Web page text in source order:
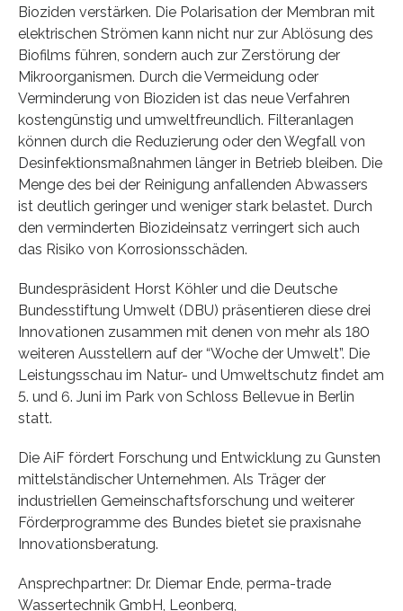
Bioziden verstärken. Die Polarisation der Membran mit
elektrischen Strömen kann nicht nur zur Ablösung des
Biofilms führen, sondern auch zur Zerstörung der
Mikroorganismen. Durch die Vermeidung oder
Verminderung von Bioziden ist das neue Verfahren
kostengünstig und umweltfreundlich. Filteranlagen
können durch die Reduzierung oder den Wegfall von
Desinfektionsmaßnahmen länger in Betrieb bleiben. Die
Menge des bei der Reinigung anfallenden Abwassers
ist deutlich geringer und weniger stark belastet. Durch
den verminderten Biozideinsatz verringert sich auch
das Risiko von Korrosionsschäden.
Bundespräsident Horst Köhler und die Deutsche
Bundesstiftung Umwelt (DBU) präsentieren diese drei
Innovationen zusammen mit denen von mehr als 180
weiteren Ausstellern auf der “Woche der Umwelt”. Die
Leistungsschau im Natur- und Umweltschutz findet am
5. und 6. Juni im Park von Schloss Bellevue in Berlin
statt.
Die AiF fördert Forschung und Entwicklung zu Gunsten
mittelständischer Unternehmen. Als Träger der
industriellen Gemeinschaftsforschung und weiterer
Förderprogramme des Bundes bietet sie praxisnahe
Innovationsberatung.
Ansprechpartner: Dr. Diemar Ende, perma-trade
Wassertechnik GmbH, Leonberg,